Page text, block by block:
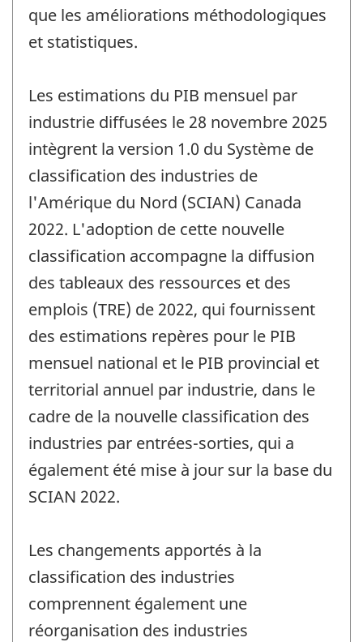
que les améliorations méthodologiques
et statistiques.
Les estimations du PIB mensuel par
industrie diffusées le 28 novembre 2025
intègrent la version 1.0 du Système de
classification des industries de
l'Amérique du Nord (SCIAN) Canada
2022. L'adoption de cette nouvelle
classification accompagne la diffusion
des tableaux des ressources et des
emplois (TRE) de 2022, qui fournissent
des estimations repères pour le PIB
mensuel national et le PIB provincial et
territorial annuel par industrie, dans le
cadre de la nouvelle classification des
industries par entrées-sorties, qui a
également été mise à jour sur la base du
SCIAN 2022.
Les changements apportés à la
classification des industries
comprennent également une
réorganisation des industries